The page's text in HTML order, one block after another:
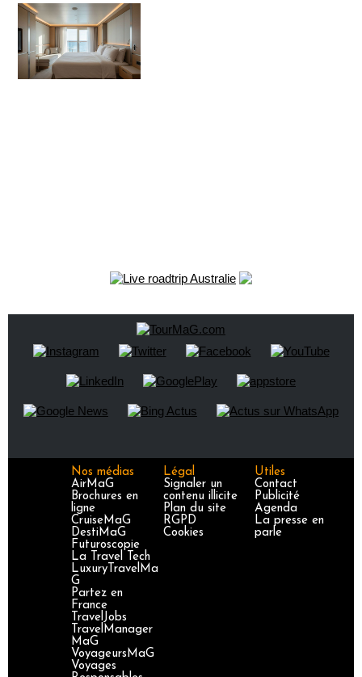
Nos médias
AirMaG
Brochures en
ligne
CruiseMaG
DestiMaG
Futuroscopie
La Travel Tech
LuxuryTravelMa
G
Partez en
France
TravelJobs
TravelManager
MaG
VoyageursMaG
Voyages
Légal
Signaler un
contenu illicite
Plan du site
RGPD
Cookies
Utiles
Contact
Publicité
Agenda
La presse en
parle